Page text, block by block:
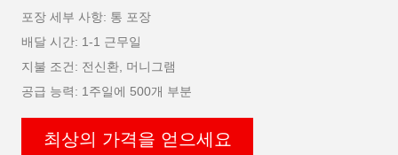
포장 세부 사항: 통 포장
배달 시간: 1-1 근무일
지불 조건: 전신환, 머니그램
공급 능력: 1주일에 500개 부분
최상의 가격을 얻으세요